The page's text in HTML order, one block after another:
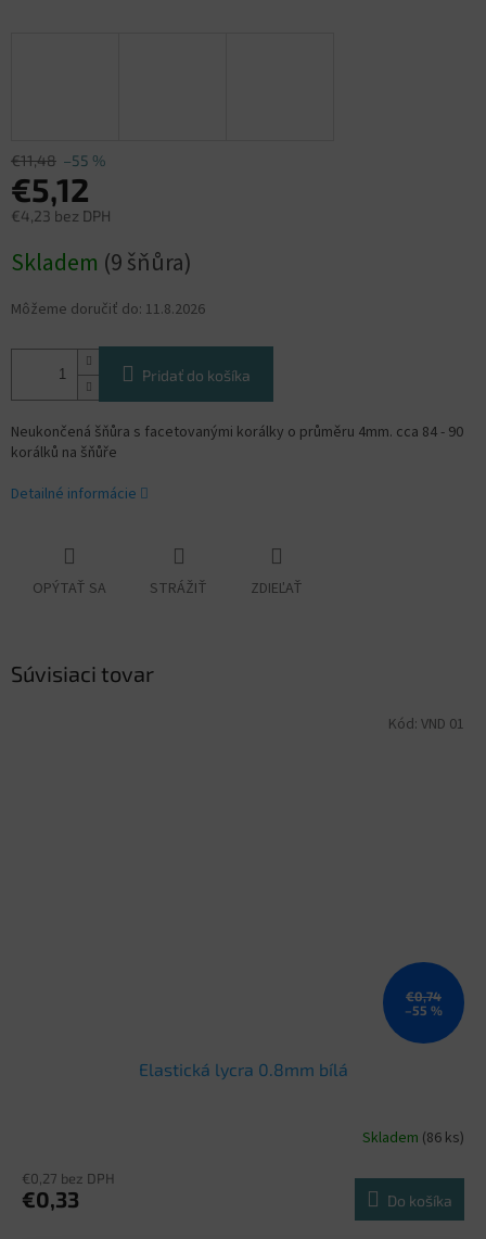
€11,48 –55 %
€5,12
€4,23 bez DPH
cena:
Skladem (9 šňůra)
Môžeme doručiť do: 11.8.2026
Pridať do košíka
Neukončená šňůra s facetovanými korálky o průměru 4mm. cca 84 - 90
korálků na šňůře
Detailné informácie
OPÝTAŤ SA STRÁŽIŤ ZDIEĽAŤ
Súvisiaci tovar
€0,74
–55 %
Elastická lycra 0.8mm bílá
Skladem (86 ks)
€0,27 bez DPH
€0,33 Do košíka
Kód: VND 01